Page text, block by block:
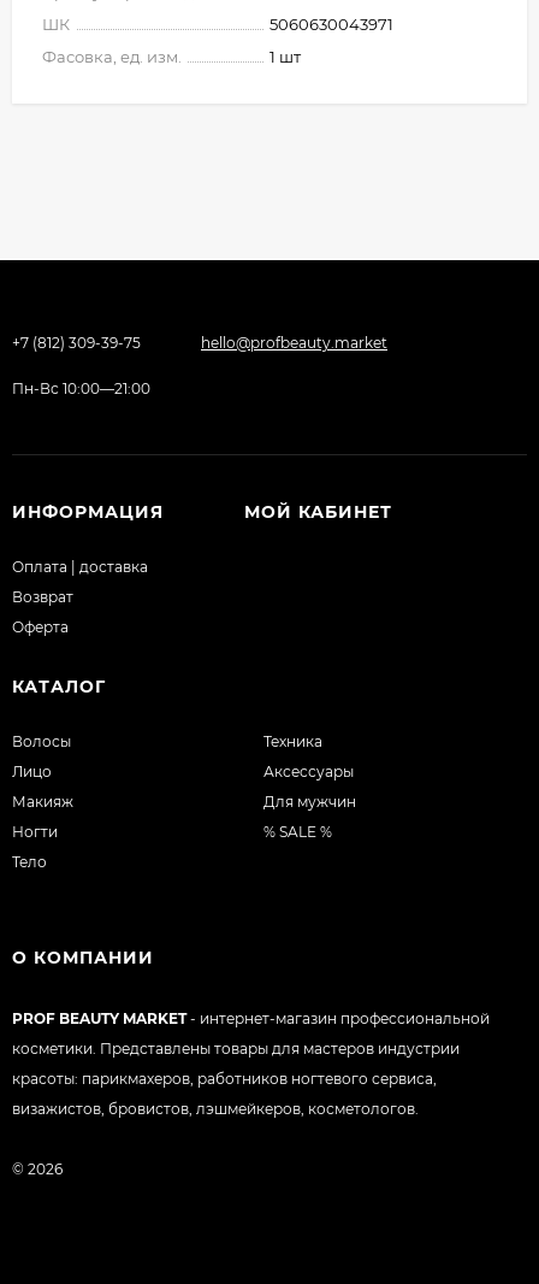
ШК
5060630043971
Фасовка, ед. изм.
1 шт
+7 (812) 309-39-75 hello@profbeauty.market
Пн-Вс 10:00—21:00
ИНФОРМАЦИЯ
Оплата | доставка
Возврат
Оферта
МОЙ КАБИНЕТ
КАТАЛОГ
Волосы
Лицо
Макияж
Ногти
Тело
Техника
Аксессуары
Для мужчин
% SALE %
О КОМПАНИИ
PROF BEAUTY MARKET- интернет-магазин профессиональной
косметики. Представлены товары для мастеров индустрии
красоты: парикмахеров, работников ногтевого сервиса,
визажистов, бровистов, лэшмейкеров, косметологов.
© 2026